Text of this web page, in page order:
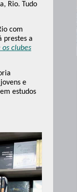
Rio. Tudo
com
prestes a
clubes
e
estudos